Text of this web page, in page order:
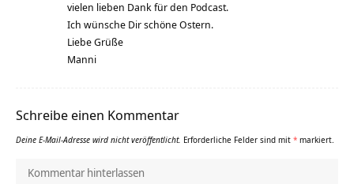
vielen lieben Dank für den Podcast.
Ich wünsche Dir schöne Ostern.
Liebe Grüße
Manni
Schreibe einen Kommentar
Deine E-Mail-Adresse wird nicht veröffentlicht. Erforderliche Felder sind mit * markiert.